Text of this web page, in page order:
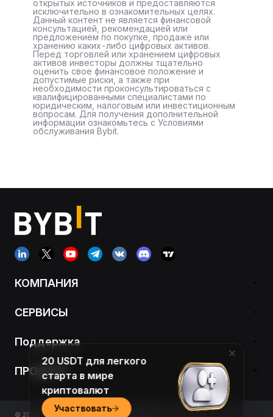
открытых источников и предоставляются
исключительно в ознакомительных целях.
Данный контент не является финансовой
консультацией, рекомендацией или
предложением по покупке, продаже или
хранению каких-либо цифровых активов.
Перед торговлей или хранением цифровых
активов инвесторы должны тщательно
оценить свое финансовое положение и
допустимые риски, а также при
необходимости проконсультироваться с
квалифицированными специалистами по
юридическим, налоговым или инвестиционным
вопросам. Для получения дополнительной
информации ознакомьтесь с Условиями
обслуживания Bybit.
КОМПАНИЯ
СЕРВИСЫ
Поддержка
ПРОДУКТ
© 2018-2026 Bybit.com. Все права защищены
20 USDT для легкого
старта в мире
криптовалют
Участвовать